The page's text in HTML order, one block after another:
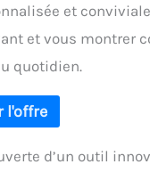
et
et vous montrer
quotidien.
d’un outil